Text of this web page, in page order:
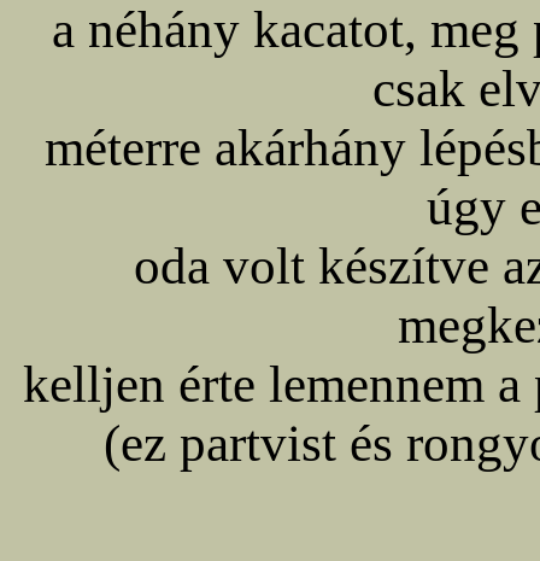
a néhány kacatot,
csak
méterre akárhány
úgy
oda volt készítve
kelljen érte lemennem a
(ez partvist és